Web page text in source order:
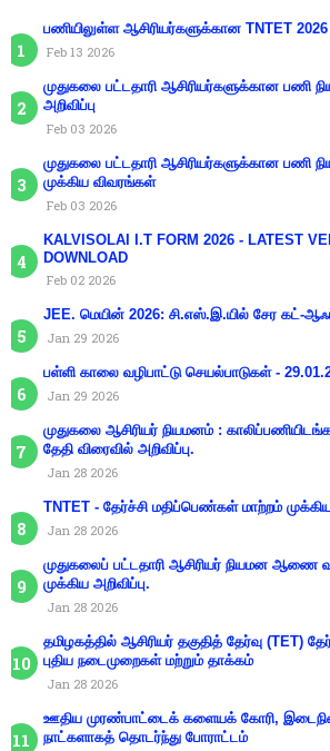
பணியிலுள்ள ஆசிரியர்களுக்கான TNTET
Feb 13 2026
முதுகலை பட்டதாரி ஆசிரியர்களுக்கான பணி
அறிவிப்பு
Feb 03 2026
முதுகலை பட்டதாரி ஆசிரியர்களுக்கான பணி
முக்கிய விவரங்கள்
Feb 03 2026
KALVISOLAI I.T FORM 2026 - LATEST
DOWNLOAD
Feb 02 2026
JEE. மெயின் 2026: சி.எஸ்.இ.யில் சேர கட்-
Jan 29 2026
பள்ளி காலை வழிபாட்டு செயல்பாடுகள் -
Jan 29 2026
முதுகலை ஆசிரியர் நியமனம் :
தேதி விரைவில் அறிவிப்பு.
Jan 28 2026
TNTET - தேர்ச்சி மதிப்பெண்கள் மாற்றம் முக்கிய
Jan 28 2026
முதுகலைப் பட்டதாரி ஆசிரியர் நியமன ஆணை
முக்கிய அறிவிப்பு.
Jan 28 2026
தமிழகத்தில் ஆசிரியர் தகுதித் தேர்வு (TET)
புதிய நடைமுறைகள் மற்றும் தாக்கம்
Jan 28 2026
ஊதிய முரண்பாட்டைக் களையக் கோரி,
நாட்களாகத் தொடர்ந்து போராட்டம்